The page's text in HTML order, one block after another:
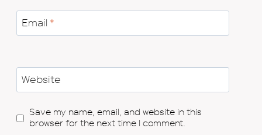
Email *
Website
Save my name, email, and website in this
browser for the next time I comment.